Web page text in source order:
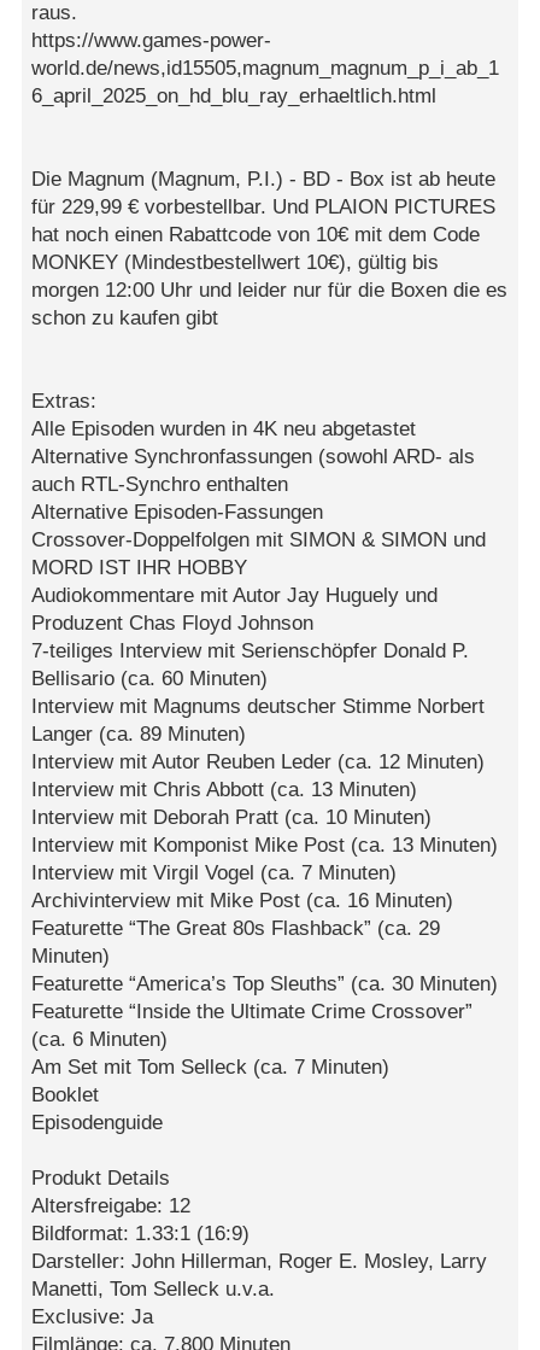
raus.
https://www.games-power-
world.de/news,id15505,magnum_magnum_p_i_ab_1
6_april_2025_on_hd_blu_ray_erhaeltlich.html
Die Magnum (Magnum, P.I.) - BD - Box ist ab heute
für 229,99 € vorbestellbar. Und PLAION PICTURES
hat noch einen Rabattcode von 10€ mit dem Code
MONKEY (Mindestbestellwert 10€), gültig bis
morgen 12:00 Uhr und leider nur für die Boxen die es
schon zu kaufen gibt
Extras:
Alle Episoden wurden in 4K neu abgetastet
Alternative Synchronfassungen (sowohl ARD- als
auch RTL-Synchro enthalten
Alternative Episoden-Fassungen
Crossover-Doppelfolgen mit SIMON & SIMON und
MORD IST IHR HOBBY
Audiokommentare mit Autor Jay Huguely und
Produzent Chas Floyd Johnson
7-teiliges Interview mit Serienschöpfer Donald P.
Bellisario (ca. 60 Minuten)
Interview mit Magnums deutscher Stimme Norbert
Langer (ca. 89 Minuten)
Interview mit Autor Reuben Leder (ca. 12 Minuten)
Interview mit Chris Abbott (ca. 13 Minuten)
Interview mit Deborah Pratt (ca. 10 Minuten)
Interview mit Komponist Mike Post (ca. 13 Minuten)
Interview mit Virgil Vogel (ca. 7 Minuten)
Archivinterview mit Mike Post (ca. 16 Minuten)
Featurette “The Great 80s Flashback” (ca. 29
Minuten)
Featurette “America’s Top Sleuths” (ca. 30 Minuten)
Featurette “Inside the Ultimate Crime Crossover”
(ca. 6 Minuten)
Am Set mit Tom Selleck (ca. 7 Minuten)
Booklet
Episodenguide
Produkt Details
Altersfreigabe: 12
Bildformat: 1.33:1 (16:9)
Darsteller: John Hillerman, Roger E. Mosley, Larry
Manetti, Tom Selleck u.v.a.
Exclusive: Ja
Filmlänge: ca. 7.800 Minuten